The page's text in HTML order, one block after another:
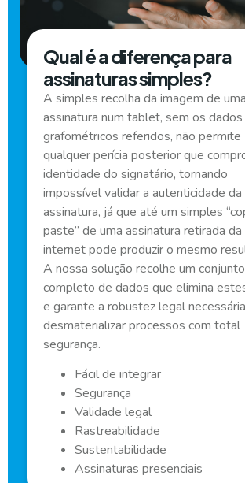
Qual é a diferença para
assinaturas simples?
A simples recolha da imagem de uma
assinatura num tablet, sem os dados
grafométricos referidos, não permite
qualquer perícia posterior que
identidade do signatário, tornando
impossível validar a autenticidade da
assinatura, já que até um simples
paste” de uma assinatura retirada da
internet pode produzir o mesmo
A nossa solução recolhe um conjunto
completo de dados que elimina
e garante a robustez legal
desmaterializar processos com total
segurança.
Fácil de integrar
Segurança
Validade legal
Rastreabilidade
Sustentabilidade
Assinaturas presenciais